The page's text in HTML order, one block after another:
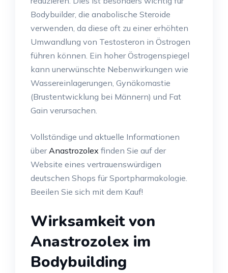
Bodybuilder, die anabolische Steroide
verwenden, da diese oft zu einer erhöhten
Umwandlung von Testosteron in Östrogen
führen können. Ein hoher Östrogenspiegel
kann unerwünschte Nebenwirkungen wie
Wassereinlagerungen, Gynäkomastie
(Brustentwicklung bei Männern) und Fat
Gain verursachen.
Vollständige und aktuelle Informationen
überAnastrozolex finden Sie auf der
Website eines vertrauenswürdigen
deutschen Shops für Sportpharmakologie.
Beeilen Sie sich mit dem Kauf!
Wirksamkeit von
Anastrozolex im
Bodybuilding